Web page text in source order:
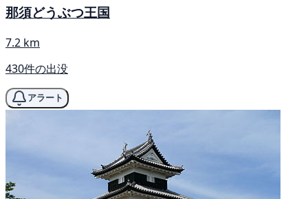
那須どうぶつ王国
7.2 km
430件の出没
アラート